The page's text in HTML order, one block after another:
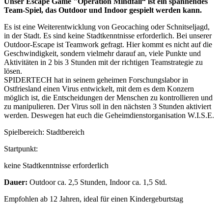
Team-Spiel, das Outdoor und Indoor gespielt werden kann.
Es ist eine Weiterentwicklung von Geocaching oder Schnitseljagd,
in der Stadt. Es sind keine Stadtkenntnisse erforderlich. Bei unserer
Outdoor-Escape ist Teamwork gefragt. Hier kommt es nicht auf die
Geschwindigkeit, sondern vielmehr darauf an, viele Punkte und
Aktivitäten in 2 bis 3 Stunden mit der richtigen Teamstrategie zu
lösen.
SPIDERTECH hat in seinem geheimen Forschungslabor in
Ostfriesland einen Virus entwickelt, mit dem es dem Konzern
möglich ist, die Entscheidungen der Menschen zu kontrollieren und
zu manipulieren. Der Virus soll in den nächsten 3 Stunden aktiviert
werden. Deswegen hat euch die Geheimdienstorganisation W.I.S.E.
Spielbereich: Stadtbereich
Startpunkt:
keine Stadtkenntnisse erforderlich
Dauer: Outdoor ca. 2,5 Stunden, Indoor ca. 1,5 Std.
Empfohlen ab 12 Jahren, ideal für einen Kindergeburtstag